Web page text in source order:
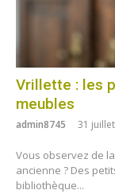
Vrillette : les
meubles
admin8745 31
Vous observez de
ancienne ? Des
bibliothèque...